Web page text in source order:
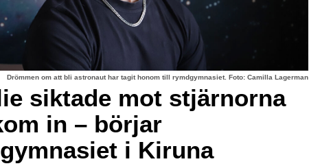
Drömmen om att bli astronaut har tagit honom till rymdgymnasiet. Foto: Camilla Lagerman
siktade mot stjärnorna
in – börjar
i Kiruna